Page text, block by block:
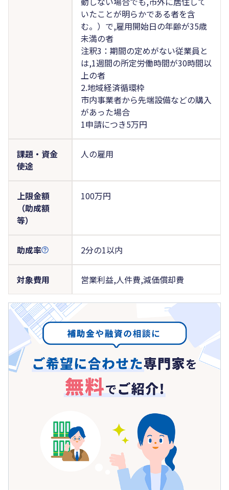
いたことが明らかである者を含
む。）で,雇用開始日の年齢が35歳
未満の者
注釈3：期間の定めがない従業員と
は,1週間の所定労働時間が30時間以
上の者
2.地域経済循環枠
市内事業者から先端設備などの購入
があった場合
1申請につき5万円
課題・資金
使途
人の雇用
上限金額
（助成額
等）
100万円
助成率 2分の1以内
対象費用 営業利益,人件費,減価償却費